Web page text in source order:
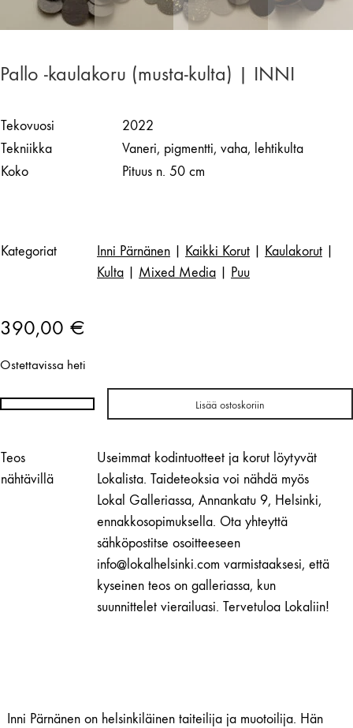
Pallo -kaulakoru (musta-kulta) | INNI
Tekovuosi
2022
Tekniikka
Vaneri, pigmentti, vaha, lehtikulta
Koko
Pituus n. 50 cm
Kategoriat Inni Pärnänen Kaikki Korut Kaulakorut
Kulta
Mixed Media Puu
390,00 €
Ostettavissa heti
Pallo
kaulakoru
(musta-
Lisää ostoskoriin
Teos
nähtävillä
Useimmat kodintuotteet ja korut löytyvät
Lokalista. Taideteoksia voi nähdä myös
Lokal Galleriassa, Annankatu 9, Helsinki,
ennakkosopimuksella. Ota yhteyttä
sähköpostitse osoitteeseen
info@lokalhelsinki.com varmistaaksesi, että
kyseinen teos on galleriassa, kun
suunnittelet vierailuasi. Tervetuloa Lokaliin!
Inni Pärnänen on helsinkiläinen taiteilija ja muotoilija. Hän